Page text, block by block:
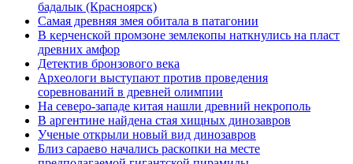
бадалык (Красноярск)
Самая древняя змея обитала в патагонии
В керченской промзоне землекопы наткнулись на пласт
древних амфор
Детектив бронзового века
Археологи выступают против проведения
соревнований в древней олимпии
На северо-западе китая нашли древний некрополь
В аргентине найдена стая хищных динозавров
Ученые открыли новый вид динозавров
Близ сараево начались раскопки на месте